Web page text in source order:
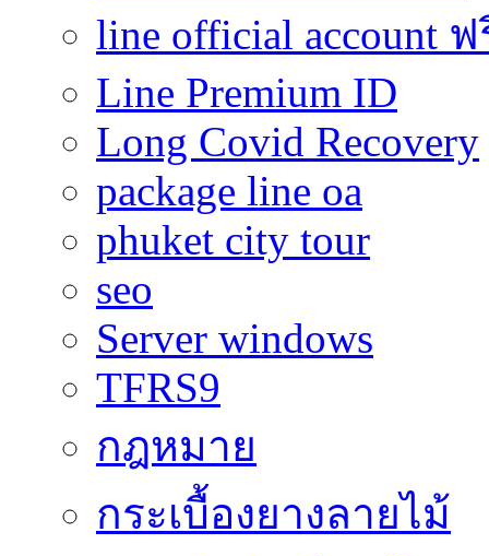
line official account
Line Premium ID
Long Covid Recovery
package line oa
phuket city tour
seo
Server windows
TFRS9
กฎหมาย
กระเบื้องยางลายไม้